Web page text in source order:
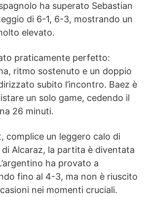
ha superato Sebastian
di 6-1, 6-3, mostrando un
elevato.
praticamente perfetto:
ritmo sostenuto e un doppio
subito l’incontro. Baez è
un solo game, cedendo il
26 minuti.
complice un leggero calo di
Alcaraz, la partita è diventata
ha provato a
fino al 4-3, ma non è riuscito
nei momenti cruciali.